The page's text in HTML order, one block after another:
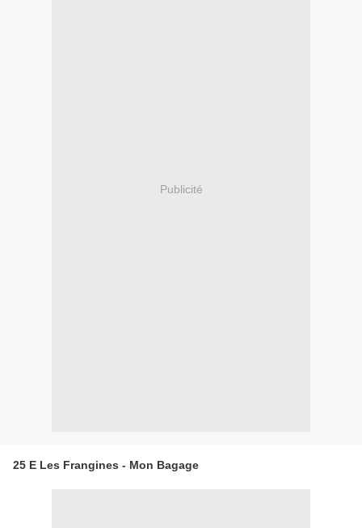
Publicité
25 E Les Frangines - Mon Bagage